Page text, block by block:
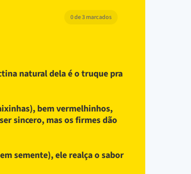
0 de 3 marcados
natural dela é o truque pra
bem vermelhinhos,
sincero, mas os firmes dão
semente), ele realça o sabor